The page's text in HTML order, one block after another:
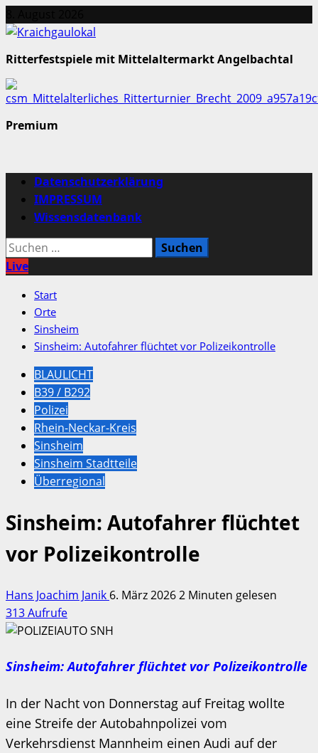
Inhalt
Ritterfestspiele mit Mittelaltermarkt Angelbachtal
Premium
Primäres
Menü
Datenschutzerklärung
IMPRESSUM
Wissensdatenbank
Suchen
nach:
Live
Start
Orte
Sinsheim
Sinsheim: Autofahrer flüchtet vor Polizeikontrolle
BLAULICHT
B39 / B292
Polizei
Rhein-Neckar-Kreis
Sinsheim
Sinsheim Stadtteile
Überregional
Sinsheim: Autofahrer flüchtet
vor Polizeikontrolle
Hans Joachim Janik 6. März 20262 Minuten gelesen
313 Aufrufe
Sinsheim: Autofahrer flüchtet vor Polizeikontrolle
In der Nacht von Donnerstag auf Freitag wollte
eine Streife der Autobahnpolizei vom
Verkehrsdienst Mannheim einen Audi auf der